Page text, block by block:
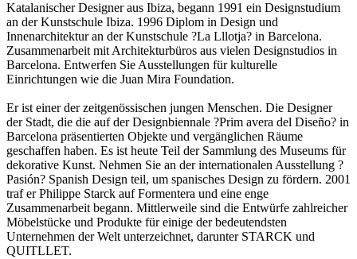
Katalanischer Designer aus Ibiza, begann 1991 ein Designstudium
an der Kunstschule Ibiza. 1996 Diplom in Design und
Innenarchitektur an der Kunstschule ?La Lllotja? in Barcelona.
Zusammenarbeit mit Architekturbüros aus vielen Designstudios in
Barcelona. Entwerfen Sie Ausstellungen für kulturelle
Einrichtungen wie die Juan Mira Foundation.
Er ist einer der zeitgenössischen jungen Menschen. Die Designer
der Stadt, die die auf der Designbiennale ?Prim avera del Diseño? in
Barcelona präsentierten Objekte und vergänglichen Räume
geschaffen haben. Es ist heute Teil der Sammlung des Museums für
dekorative Kunst. Nehmen Sie an der internationalen Ausstellung ?
Pasión? Spanish Design teil, um spanisches Design zu fördern. 2001
traf er Philippe Starck auf Formentera und eine enge
Zusammenarbeit begann. Mittlerweile sind die Entwürfe zahlreicher
Möbelstücke und Produkte für einige der bedeutendsten
Unternehmen der Welt unterzeichnet, darunter STARCK und
QUITLLET.